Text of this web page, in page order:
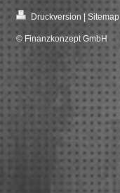
Druckversion | Sitemap
© Finanzkonzept GmbH